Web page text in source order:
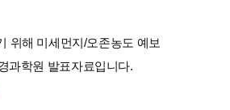
위해 미세먼지/오존농도 예보
과학원 발표자료입니다.